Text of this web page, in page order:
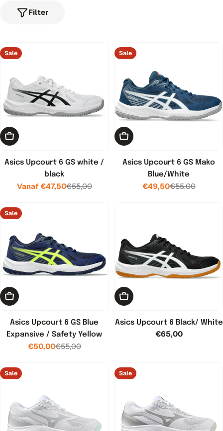
Filter
Sale
Kies opties
Asics Upcourt 6 GS white /
black
Verkoopprijs
Vanaf €47,50Normale
€55,00
Sale
Kies opties
Asics Upcourt 6 GS Mako
Blue/White
Verkoopprijs
€49,50Normale
€55,00
Sale
Kies opties
Asics Upcourt 6 GS Blue
Expansive / Safety Yellow
Verkoopprijs
€50,00Normale
€55,00
Kies opties
Asics Upcourt 6 Black/ White
Normale
€65,00
Sale Sale